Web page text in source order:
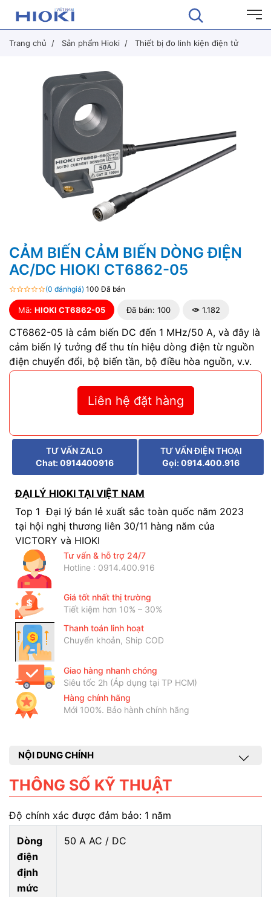
Trang chủ Sản phẩm Hioki Thiết bị đo linh kiện điện tử
CẢM BIẾN CẢM BIẾN DÒNG ĐIỆN
AC/DC HIOKI CT6862-05
(0 đánhgiá) 100 Đã bán
Mã: HIOKI CT6862-05 Đã bán: 100 1.182
CT6862-05 là cảm biến DC đến 1 MHz/50 A, và đây là
cảm biến lý tưởng để thu tín hiệu dòng điện từ nguồn
điện chuyển đổi, bộ biến tần, bộ điều hòa nguồn, v.v.
Liên hệ đặt hàng
TƯ VẤN ZALO
Chat: 0914400916
TƯ VẤN ĐIỆN THOẠI
Gọi: 0914.400.916
ĐẠI LÝ HIOKI TẠI VIỆT NAM
Top 1 Đại lý bán lẻ xuất sắc toàn quốc năm 2023
tại hội nghị thương liên 30/11 hàng năm của
VICTORY và HIOKI
Tư vấn & hỗ trợ 24/7
Hotline : 0914.400.916
Giá tốt nhất thị trường
Tiết kiệm hơn 10% – 30%
Thanh toán linh hoạt
Chuyển khoản, Ship COD
Giao hàng nhanh chóng
Siêu tốc 2h (Áp dụng tại TP HCM)
Hàng chính hãng
Mới 100%. Bảo hành chính hãng
NỘI DUNG CHÍNH
THÔNG SỐ KỸ THUẬT
Độ chính xác được đảm bảo: 1 năm
Dòng
điện
định
mức
50 A AC / DC